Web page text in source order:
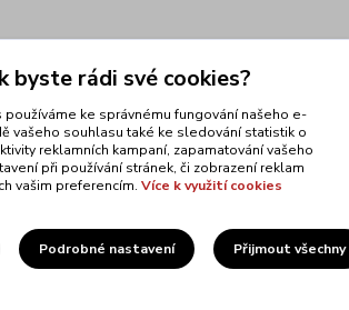
Upravit sběr cookies.
byste rádi své cookies?
používáme ke správnému fungování našeho e-
vašeho souhlasu také ke sledování statistik o
reklamních kampaní, zapamatování vašeho
při používání stránek, či zobrazení reklam
vašim preferencím. Více k využití cookies
Podrobné nastavení Přijmout všechny